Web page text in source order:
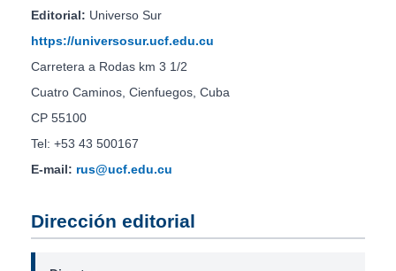
Editorial: Universo Sur
https://universosur.ucf.edu.cu
Carretera a Rodas km 3 1/2
Cuatro Caminos, Cienfuegos, Cuba
CP 55100
Tel: +53 43 500167
E-mail: rus@ucf.edu.cu
Dirección editorial